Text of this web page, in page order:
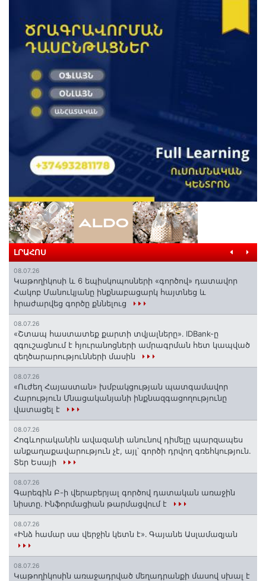
ԼՐԱՀՈՍ
08.07.26
️Կաթողիկոսի և 6 եպիսկոպոսների «գործով» դատավոր
Հակոբ Մանուկյանը ինքնաբացարկ հայտնեց և
հրաժարվեց գործը քննելուց
08.07.26
«Շտապ հաստատեք քարտի տվյալները»․ IDBank-ը
զգուշացնում է հյուրանոցների ամրագրման հետ կապված
զեղծարարությունների մասին
08.07.26
«Ուժեղ Հայաստան» խմբակցության պատգամավոր
Հարություն Մնացականյանի ինքնազգացողությունը
վատացել է
08.07.26
Հոգևորականին ավազանի անունով դիմելը պարզապես
անքաղաքավարություն չէ, այլ՝ գործի դրվող գռեհկություն.
Տեր Եսայի
08.07.26
Գարեգին Բ-ի վերաբերյալ գործով դատական առաջին
նիստը․ Ինֆորմացիան թարմացվում է
08.07.26
«Ինձ համար սա վերջին կետն է»․ Գայանե Ասլամազյան
08.07.26
Կաթողիկոսին առաջադրված մեղադրանքի մասով սխալ է